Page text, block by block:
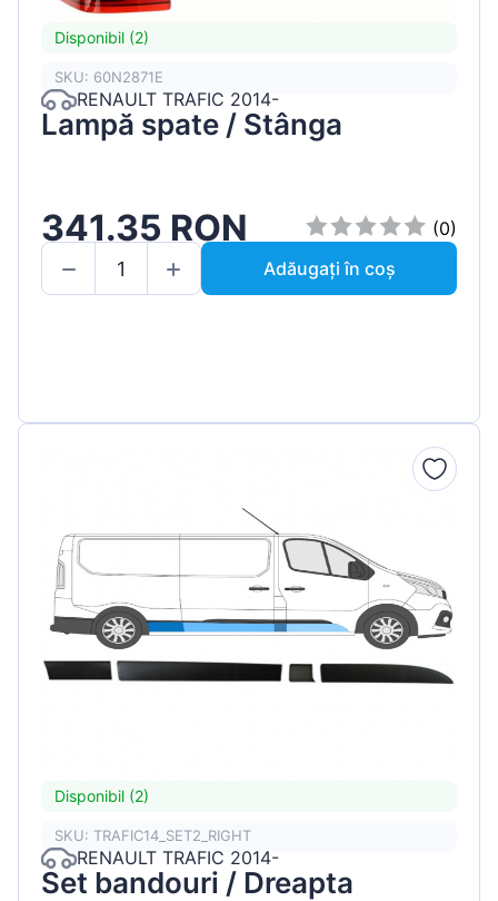
Disponibil (2)
SKU: 60N2871E
RENAULT TRAFIC 2014-
Lampă spate / Stânga
341.35 RON
(0)
Adăugați în coș
Disponibil (2)
SKU: TRAFIC14_SET2_RIGHT
RENAULT TRAFIC 2014-
Set bandouri / Dreapta